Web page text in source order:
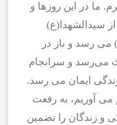
ما در این روزها و
سیدالشهدا(ع)
می رسد و باز در
می‌رسد و سرانجام
ایمان می رسد.
می آوریم، به رفعت
و زندگان را تضمین